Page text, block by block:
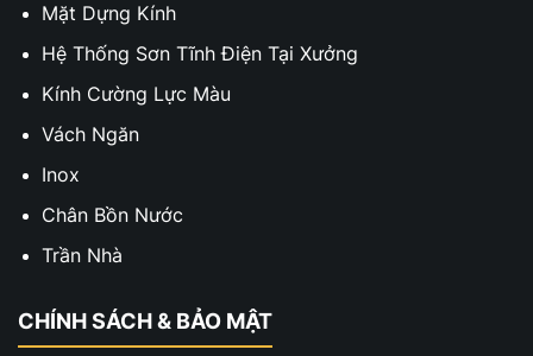
Mặt Dựng Kính
Hệ Thống Sơn Tĩnh Điện Tại Xưởng
Kính Cường Lực Màu
Vách Ngăn
Inox
Chân Bồn Nước
Trần Nhà
CHÍNH SÁCH & BẢO MẬT